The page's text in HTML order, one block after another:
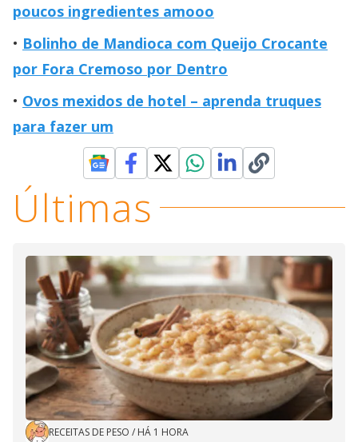
poucos ingredientes amooo
Bolinho de Mandioca com Queijo Crocante
por Fora Cremoso por Dentro
Ovos mexidos de hotel – aprenda truques
para fazer um
Últimas
RECEITAS DE PESO / HÁ 1 HORA